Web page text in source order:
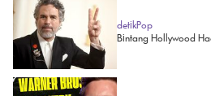
detikPop
Bintang Hollywood